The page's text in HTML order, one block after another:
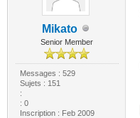
Mikato
Senior Member
Messages : 529
Sujets : 151
:
: 0
Inscription : Feb 2009